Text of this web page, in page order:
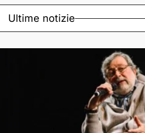
Ultime notizie